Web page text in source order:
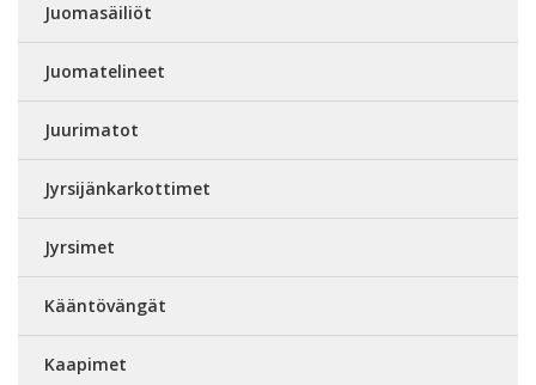
Juomasäiliöt
Juomatelineet
Juurimatot
Jyrsijänkarkottimet
Jyrsimet
Kääntövängät
Kaapimet